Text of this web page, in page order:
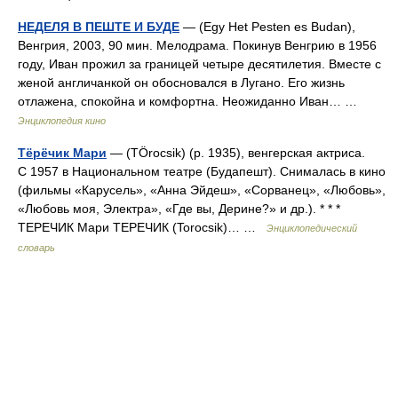
НЕДЕЛЯ В ПЕШТЕ И БУДЕ — (Egy Het Pesten es Budan),
Венгрия, 2003, 90 мин. Мелодрама. Покинув Венгрию в 1956
году, Иван прожил за границей четыре десятилетия. Вместе с
женой англичанкой он обосновался в Лугано. Его жизнь
отлажена, спокойна и комфортна. Неожиданно Иван… …
Энциклопедия кино
Тёрёчик Мари — (ТÖrocsik) (р. 1935), венгерская актриса.
С 1957 в Национальном театре (Будапешт). Снималась в кино
(фильмы «Карусель», «Анна Эйдеш», «Сорванец», «Любовь»,
«Любовь моя, Электра», «Где вы, Дерине?» и др.). * * *
ТЕРЕЧИК Мари ТЕРЕЧИК (Torocsik)… …
Энциклопедический
словарь